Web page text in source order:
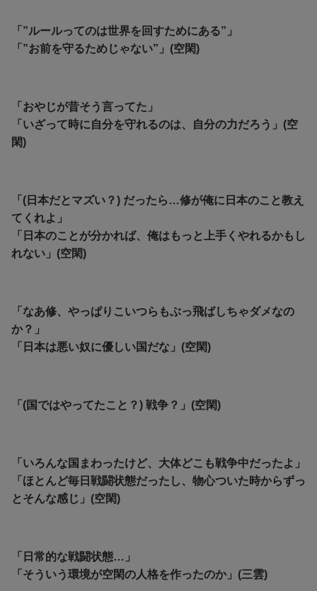
「”ルールってのは世界を回すためにある”」
「”お前を守るためじゃない”」(空閑)
「おやじが昔そう言ってた」
「いざって時に自分を守れるのは、自分の力だろう」(空
閑)
「(日本だとマズい？) だったら…修が俺に日本のこと教え
てくれよ」
「日本のことが分かれば、俺はもっと上手くやれるかもし
れない」(空閑)
「なあ修、やっぱりこいつらもぶっ飛ばしちゃダメなの
か？」
「日本は悪い奴に優しい国だな」(空閑)
「(国ではやってたこと？) 戦争？」(空閑)
「いろんな国まわったけど、大体どこも戦争中だったよ」
「ほとんど毎日戦闘状態だったし、物心ついた時からずっ
とそんな感じ」(空閑)
「日常的な戦闘状態…」
「そういう環境が空閑の人格を作ったのか」(三雲)